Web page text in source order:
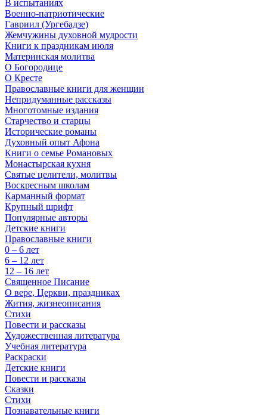
В испытаниях
Военно-патриотические
Гавриил (Ургебадзе)
Жемчужины духовной мудрости
Книги к праздникам июля
Материнская молитва
О Богородице
О Кресте
Православные книги для женщин
Непридуманные рассказы
Многотомные издания
Старчество и старцы
Исторические романы
Духовный опыт Афона
Книги о семье Романовых
Монастырская кухня
Святые целители, молитвы
Воскресным школам
Карманный формат
Крупный шрифт
Популярные авторы
Детские книги
Православные книги
0 – 6 лет
6 – 12 лет
12 – 16 лет
Священное Писание
О вере, Церкви, праздниках
Жития, жизнеописания
Стихи
Повести и рассказы
Художественная литература
Учебная литература
Раскраски
Детские книги
Повести и рассказы
Сказки
Стихи
Познавательные книги